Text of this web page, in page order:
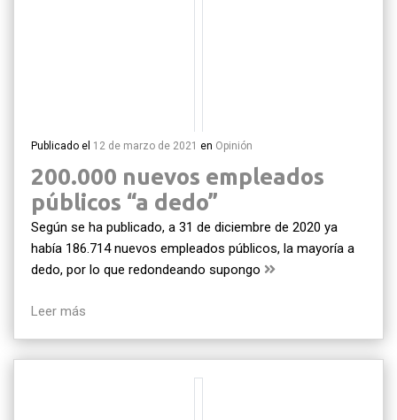
Publicado el 12 de marzo de 2021 en Opinión
200.000 nuevos empleados
públicos “a dedo”
Según se ha publicado, a 31 de diciembre de 2020 ya
había 186.714 nuevos empleados públicos, la mayoría a
dedo, por lo que redondeando supongo
Leer más